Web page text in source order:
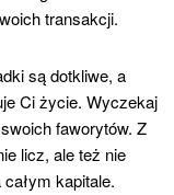
transakcji.
są dotkliwe, a
Ci życie. Wyczekaj
faworytów. Z
licz, ale też nie
kapitale.